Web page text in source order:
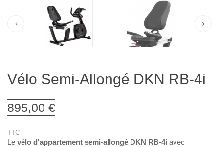
Vélo Semi-Allongé DKN RB-4i
895,00 €
TTC
Le vélo d'appartement semi-allongé DKN RB-4i avec